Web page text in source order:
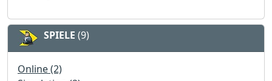
SPIELE (9)
Online (2)